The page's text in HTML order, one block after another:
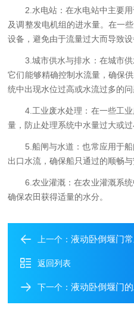
2.水电站：在水电站中主要用
及调整发电机组的进水量。在一
设备，避免由于流量过大而导致设
3.城市供水与排水：在城市供
它们能够精确控制水流量，确保
统中出现水位过高或水流过多的问
4.工业废水处理：在一些工业
量，防止处理系统中水量过大或
5.船闸与水道：也常应用于船
出口水流，确保船只通过的顺畅与
6.农业灌溉：在农业灌溉系统
确保农田获得适量的水分。
上一个：液动卧倒堰门
返回列表
下一个：液动卧倒堰门